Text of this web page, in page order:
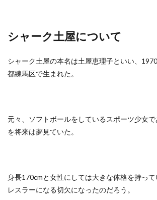
シャーク土屋について
シャーク土屋の本名は土屋恵理子といい、
都練馬区で生まれた。
元々、ソフトボールをしているスポーツ少女
を将来は夢見ていた。
身長170cmと女性にしては大きな体格を持っ
レスラーになる切欠になったのだろう。